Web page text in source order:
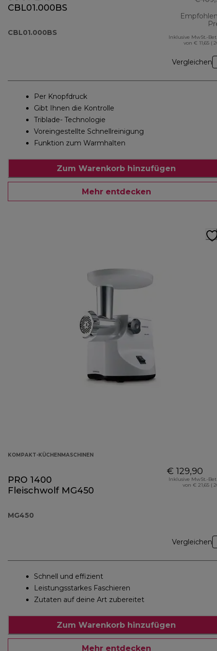
CBL01.000BS
CBL01.000BS
Inklusive MwSt.-
von € 11,65 (
Vergleichen
Per Knopfdruck
Gibt Ihnen die Kontrolle
Triblade- Technologie
Voreingestellte Schnellreinigung
Funktion zum Warmhalten
Zum Warenkorb hinzufügen
Mehr entdecken
KOMPAKT-KÜCHENMASCHINEN
PRO 1400
Fleischwolf MG450
MG450
€ 129,90
Inklusive MwSt.-
von € 21,65 (
Vergleichen
Schnell und effizient
Leistungsstarkes Faschieren
Zutaten auf deine Art zubereitet
Zum Warenkorb hinzufügen
Mehr entdecken